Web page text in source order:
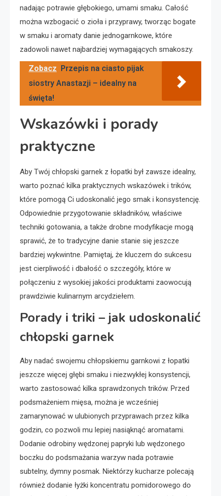
nadając potrawie głębokiego, umami smaku. Całość
można wzbogacić o zioła i przyprawy, tworząc bogate
w smaku i aromaty danie jednogarnkowe, które
zadowoli nawet najbardziej wymagających smakoszy.
Zobacz
Przepis na ciasto pijak
siostry Anastazji – idealny na
święta!
Wskazówki i porady
praktyczne
Aby Twój chłopski garnek z łopatki był zawsze idealny,
warto poznać kilka praktycznych wskazówek i trików,
które pomogą Ci udoskonalić jego smak i konsystencję.
Odpowiednie przygotowanie składników, właściwe
techniki gotowania, a także drobne modyfikacje mogą
sprawić, że to tradycyjne danie stanie się jeszcze
bardziej wykwintne. Pamiętaj, że kluczem do sukcesu
jest cierpliwość i dbałość o szczegóły, które w
połączeniu z wysokiej jakości produktami zaowocują
prawdziwie kulinarnym arcydziełem.
Porady i triki – jak udoskonalić
chłopski garnek
Aby nadać swojemu chłopskiemu garnkowi z łopatki
jeszcze więcej głębi smaku i niezwykłej konsystencji,
warto zastosować kilka sprawdzonych trików. Przed
podsmażeniem mięsa, można je wcześniej
zamarynować w ulubionych przyprawach przez kilka
godzin, co pozwoli mu lepiej nasiąknąć aromatami.
Dodanie odrobiny wędzonej papryki lub wędzonego
boczku do podsmażania warzyw nada potrawie
subtelny, dymny posmak. Niektórzy kucharze polecają
również dodanie łyżki koncentratu pomidorowego do